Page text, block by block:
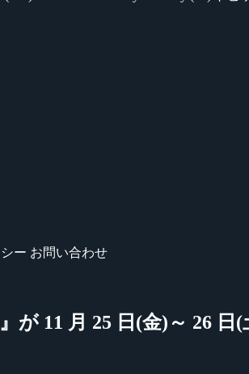
ー お問い合わせ
が 11 月 25 日(金)～ 26 日